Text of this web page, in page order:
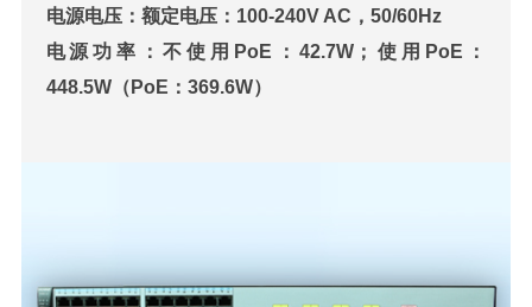
电源电压：额定电压：100-240V AC，50/60Hz
电源功率：不使用PoE：42.7W；使用PoE：
448.5W（PoE：369.6W）